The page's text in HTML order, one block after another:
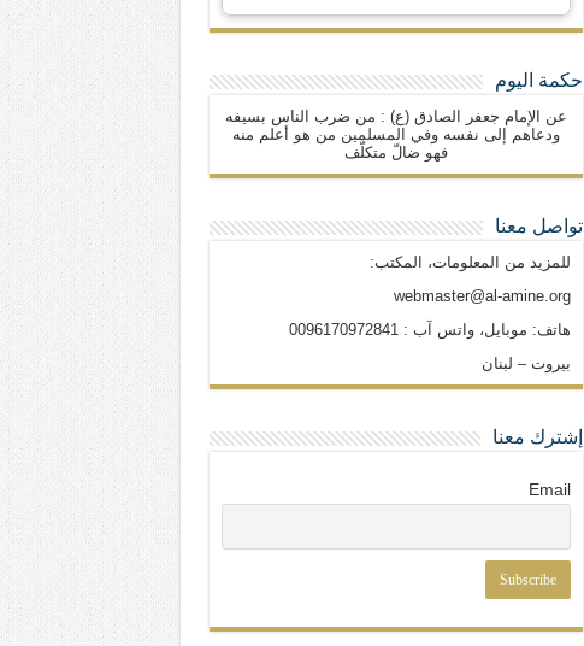
حكمة اليوم
عن الإمام جعفر الصادق (ع) : من ضرب الناس بسيفه
ودعاهم إلى نفسه وفي المسلمين من هو أعلم منه
فهو ضالّ متكلّف
تواصل معنا
للمزيد من المعلومات، المكتب:
webmaster@al-amine.org
هاتف: موبايل، واتس آب : 0096170972841
بيروت – لبنان
إشترك معنا
Email